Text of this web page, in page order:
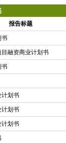
报告标题
书
融资商业计划书
书
计划书
计划书
计划书